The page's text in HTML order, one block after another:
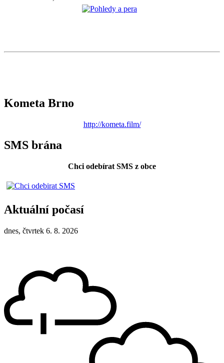
Kometa Brno
http://kometa.film/
SMS brána
Chci odebírat SMS z obce
Aktuální počasí
dnes, čtvrtek 6. 8. 2026